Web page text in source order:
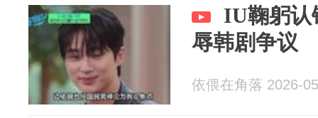
IU鞠躬认
辱韩剧争议
依偎在角落 2026-